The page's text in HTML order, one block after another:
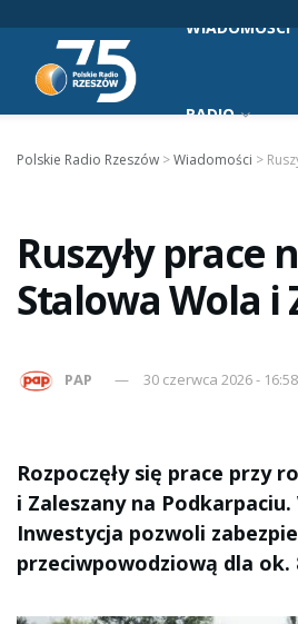
WIADOMOŚCI
RADIO
Polskie Radio Rzeszów >Wiadomości >
Ruszyły prace
Stalowa Wola i
PAP 30 czerwca 2026 - 16:58
Rozpoczęły się prace przy
i Zaleszany na
Inwestycja pozwoli
przeciwpowodziową dla ok.